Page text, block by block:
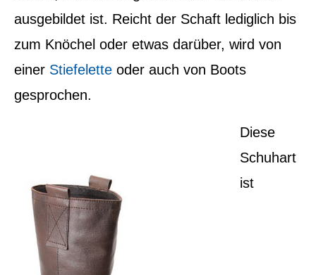
ausgebildet ist. Reicht der Schaft lediglich bis
zum Knöchel oder etwas darüber, wird von
einer Stiefelette oder auch von Boots
gesprochen.
Diese
Schuhart
ist